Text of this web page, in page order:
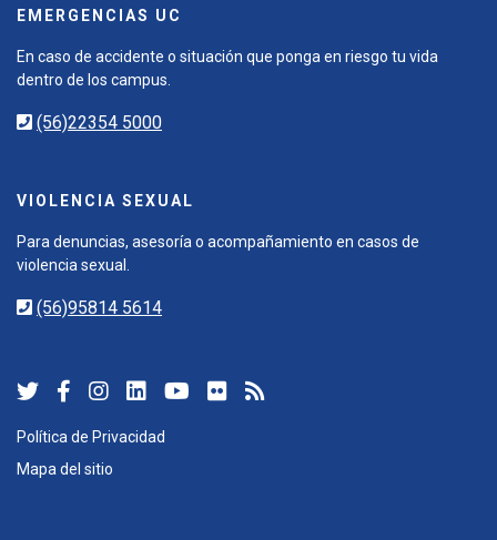
EMERGENCIAS UC
En caso de accidente o situación que ponga en riesgo tu vida
dentro de los campus.
(56)22354 5000
VIOLENCIA SEXUAL
Para denuncias, asesoría o acompañamiento en casos de
violencia sexual.
(56)95814 5614
Política de Privacidad
Mapa del sitio